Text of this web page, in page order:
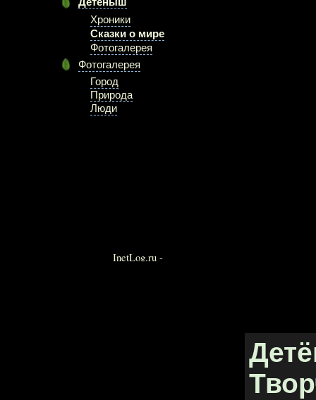
Хроники
Сказки о мире
Фотогалерея
Фотогалерея
Город
Природа
Люди